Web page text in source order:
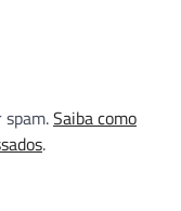
Saiba como
.